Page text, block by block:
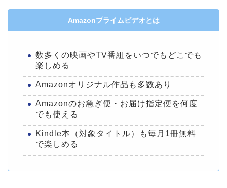
Amazonプライムビデオとは
数多くの映画やTV番組をいつでもどこでも
楽しめる
Amazonオリジナル作品も多数あり
Amazonのお急ぎ便・お届け指定便を何度
でも使える
Kindle本（対象タイトル）も毎月1冊無料
で楽しめる